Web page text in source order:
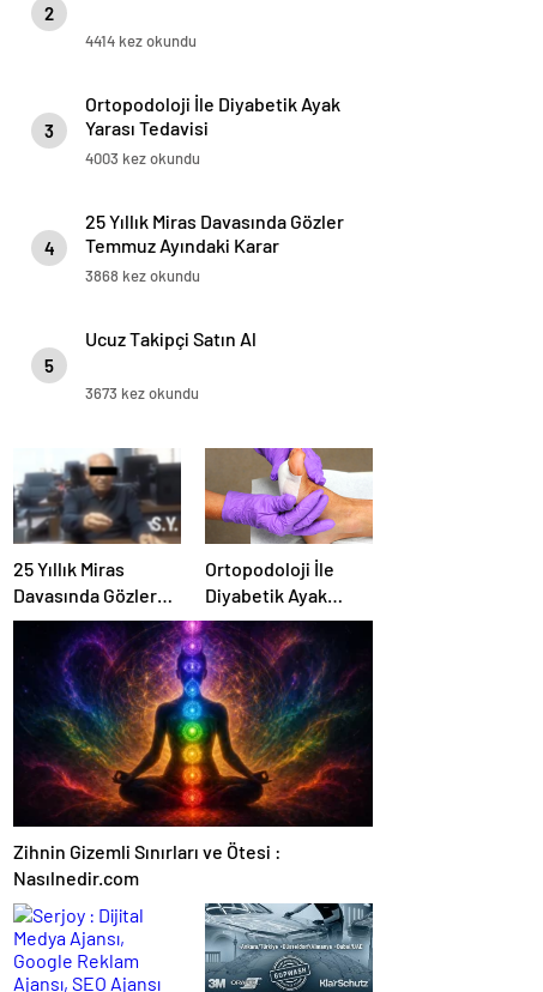
2
4414 kez okundu
3
Ortopodoloji İle Diyabetik Ayak
Yarası Tedavisi
4003 kez okundu
4
25 Yıllık Miras Davasında Gözler
Temmuz Ayındaki Karar
Duruşmasına Çevrildi
3868 kez okundu
5
Ucuz Takipçi Satın Al
3673 kez okundu
25 Yıllık Miras
Davasında Gözler
Temmuz Ayındaki
Karar Duruşmasına
Çevrildi
Ortopodoloji İle
Diyabetik Ayak
Yarası Tedavisi
Zihnin Gizemli Sınırları ve Ötesi :
Nasılnedir.com